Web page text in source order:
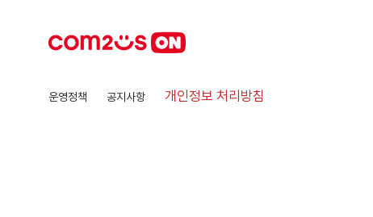
운영정책 공지사항 개인정보 처리방침